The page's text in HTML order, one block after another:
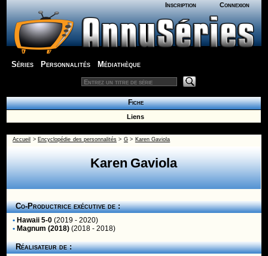
Inscription Connexion
Séries Personnalités Médiathèque
Fiche
Liens
Accueil > Encyclopédie des personnalités > G> Karen Gaviola
Karen Gaviola
Co-Productrice exécutive de :
• Hawaii 5-0 (2019 - 2020)
• Magnum (2018) (2018 - 2018)
Réalisateur de :